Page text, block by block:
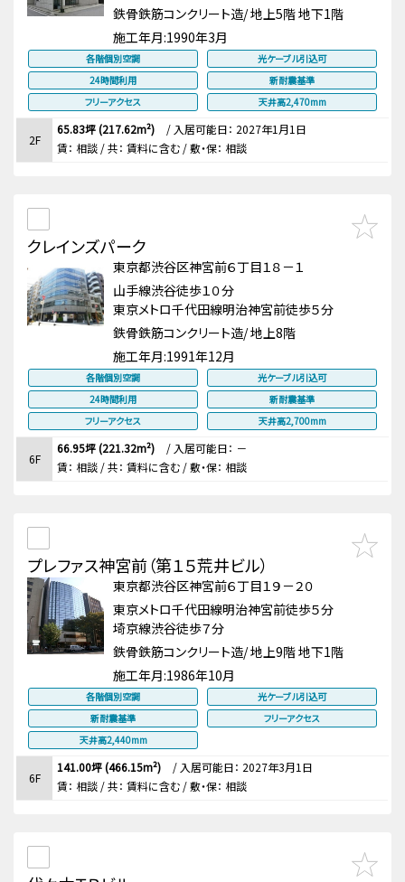
鉄骨鉄筋コンクリート造/ 地上5階 地下1階
施工年月:1990年3月
各階個別空調
光ケーブル引込可
24時間利用
新耐震基準
フリーアクセス
天井高2,470mm
2F
65.83坪 (217.62m²) / 入居可能日： 2027年1月1日
賃： 相談 / 共： 賃料に含む / 敷・保： 相談
クレインズパーク
東京都渋谷区神宮前６丁目１８－１
山手線渋谷徒歩１０分
東京メトロ千代田線明治神宮前徒歩５分
鉄骨鉄筋コンクリート造/ 地上8階
施工年月:1991年12月
各階個別空調
光ケーブル引込可
24時間利用
新耐震基準
フリーアクセス
天井高2,700mm
6F
66.95坪 (221.32m²) / 入居可能日： －
賃： 相談 / 共： 賃料に含む / 敷・保： 相談
プレファス神宮前（第１５荒井ビル）
東京都渋谷区神宮前６丁目１９－２０
東京メトロ千代田線明治神宮前徒歩５分
埼京線渋谷徒歩７分
鉄骨鉄筋コンクリート造/ 地上9階 地下1階
施工年月:1986年10月
各階個別空調
光ケーブル引込可
新耐震基準
フリーアクセス
天井高2,440mm
6F
141.00坪 (466.15m²) / 入居可能日： 2027年3月1日
賃： 相談 / 共： 賃料に含む / 敷・保： 相談